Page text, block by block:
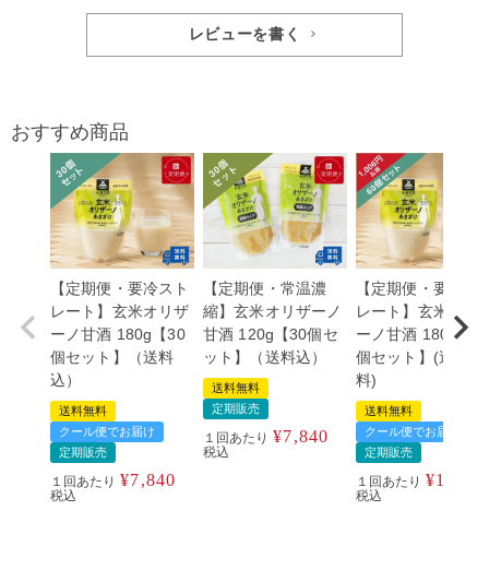
レビューを書く
おすすめ商品
【定期便・要冷スト
レート】玄米オリザ
ーノ甘酒 180g【30
個セット】（送料
込）
送料無料
クール便でお届け
定期販売
１回あたり ¥7,840
税込
【定期便・常温濃
縮】玄米オリザーノ
甘酒 120g【30個セ
ット】（送料込）
送料無料
定期販売
１回あたり ¥7,840
税込
【定期便・要冷ス
レート】玄米オリ
ーノ甘酒 180g【
個セット】(送料無
料)
送料無料
クール便でお届け
定期販売
１回あたり ¥
税込